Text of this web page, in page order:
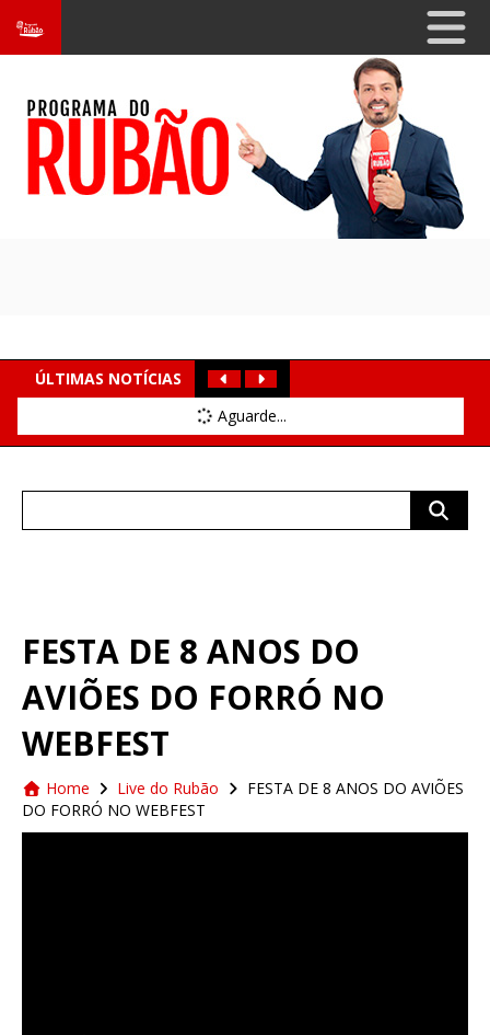
ÚLTIMAS NOTÍCIAS
Aguarde...
FESTA DE 8 ANOS DO
AVIÕES DO FORRÓ NO
WEBFEST
Home Live do Rubão
FESTA DE 8 ANOS DO AVIÕES
DO FORRÓ NO WEBFEST